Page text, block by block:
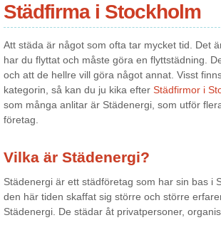
Städfirma i Stockholm
Att städa är något som ofta tar mycket tid. Det
har du flyttat och måste göra en flyttstädning.
och att de hellre vill göra något annat. Visst
kategorin, så kan du ju kika efter Städfirmor i
som många anlitar är Städenergi, som utför
företag.
Vilka är Städenergi?
Städenergi är ett städföretag som har sin bas i
den här tiden skaffat sig större och större
Städenergi. De städar åt privatpersoner,